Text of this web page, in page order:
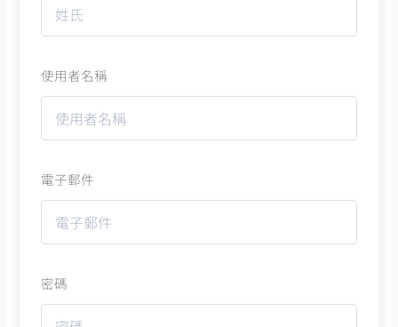
使用者名稱
電子郵件
密碼